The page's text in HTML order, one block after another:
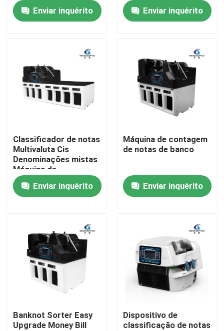
Produtos
Quem Somos
Visita à fábrica
Controle de Qualidade
Contacte-nos
Todos os casos
Pedir um orçamento
Máquina de classificação de notas
Enviar inquérito
Enviar inquérito
Classificador de notas
Multivaluta Cis
Denominações mistas
Máquina de
classificação de notas
Valor da conta
Contagem de dinheiro
Enviar inquérito
Máquina de contagem
de notas de banco
Enviar inquérito
Banknot Sorter Easy
Upgrade Money Bill
Dispositivo de
classificação de notas